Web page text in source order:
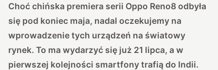
Choć chińska premiera serii Oppo Reno8 odbyła
się pod koniec maja, nadal oczekujemy na
wprowadzenie tych urządzeń na światowy
rynek. To ma wydarzyć się już 21 lipca, a w
pierwszej kolejności smartfony trafią do Indii.